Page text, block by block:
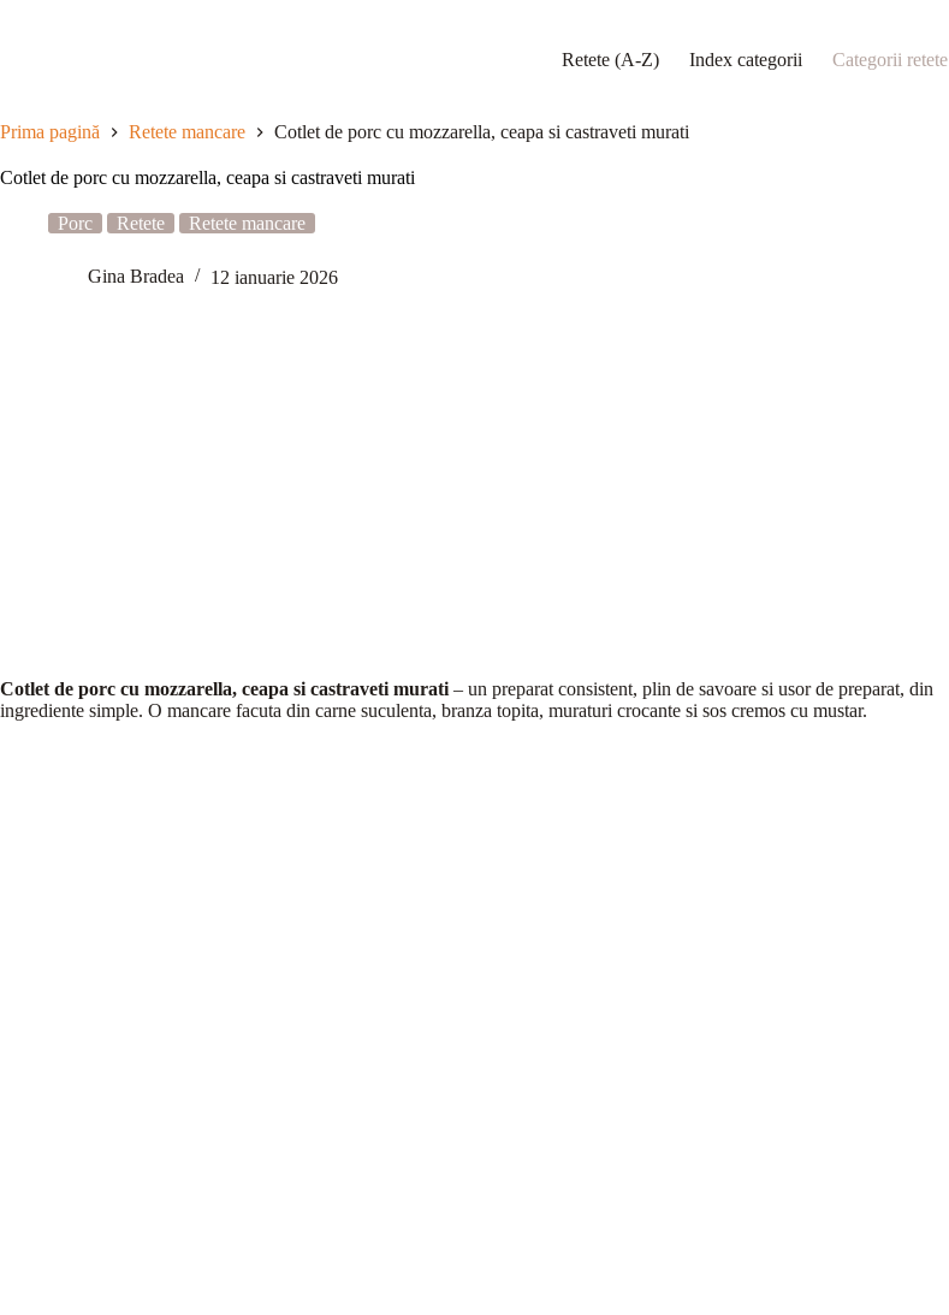
Retete (A-Z) Index categorii Categorii retete
Prima pagină Retete mancare Cotlet de porc cu mozzarella, ceapa si castraveti murati
Cotlet de porc cu mozzarella, ceapa si castraveti murati
Porc Retete Retete mancare
Gina Bradea 12 ianuarie 2026
Cotlet de porc cu mozzarella, ceapa si castraveti murati – un preparat consistent, plin de savoare si usor de preparat, din
ingrediente simple. O mancare facuta din carne suculenta, branza topita, muraturi crocante si sos cremos cu mustar.